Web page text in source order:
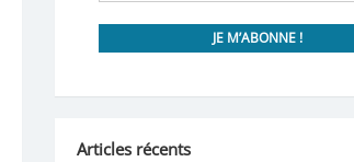
Articles récents